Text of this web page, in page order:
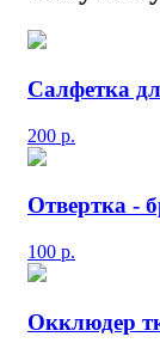
Салфетка
200 р.
Отвертка -
100 р.
Окклюдер